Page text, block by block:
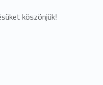
köszönjük!